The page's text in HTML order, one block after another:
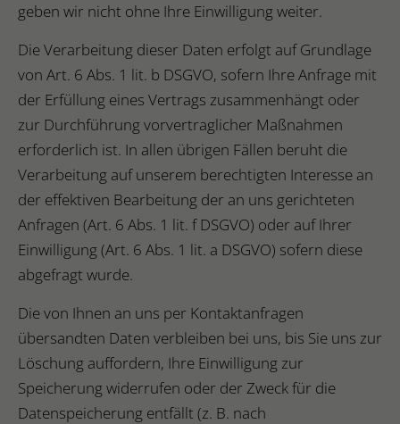
geben wir nicht ohne Ihre Einwilligung weiter.
Die Verarbeitung dieser Daten erfolgt auf Grundlage
von Art. 6 Abs. 1 lit. b DSGVO, sofern Ihre Anfrage mit
der Erfüllung eines Vertrags zusammenhängt oder
zur Durchführung vorvertraglicher Maßnahmen
erforderlich ist. In allen übrigen Fällen beruht die
Verarbeitung auf unserem berechtigten Interesse an
der effektiven Bearbeitung der an uns gerichteten
Anfragen (Art. 6 Abs. 1 lit. f DSGVO) oder auf Ihrer
Einwilligung (Art. 6 Abs. 1 lit. a DSGVO) sofern diese
abgefragt wurde.
Die von Ihnen an uns per Kontaktanfragen
übersandten Daten verbleiben bei uns, bis Sie uns zur
Löschung auffordern, Ihre Einwilligung zur
Speicherung widerrufen oder der Zweck für die
Datenspeicherung entfällt (z. B. nach